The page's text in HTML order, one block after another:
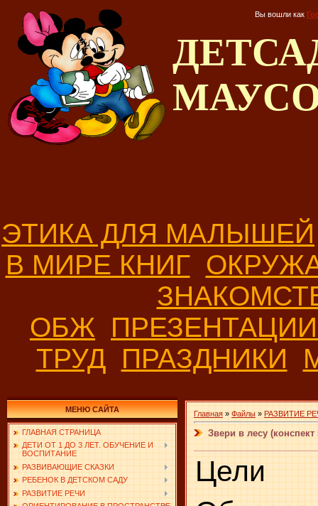
Вы вошли как
ЭТИКА ДЛЯ МАЛЫШЕЙ
В МИРЕ КНИГ
ОБЖ
ТРУД ПРАЗДНИКИ
МЕНЮ САЙТА
ГЛАВНАЯ СТРАНИЦА
ДЕТИ ОТ 1 ДО 3 ЛЕТ. ОБУЧЕНИЕ И
ВОСПИТАНИЕ
РАЗВИВАЮЩИЕ СКАЗКИ
РЕБЕНОК В ДЕТСКОМ САДУ
РАЗВИТИЕ РЕЧИ
Главная » Файлы » РАЗВИТИЕ
Звери в лесу
Цели